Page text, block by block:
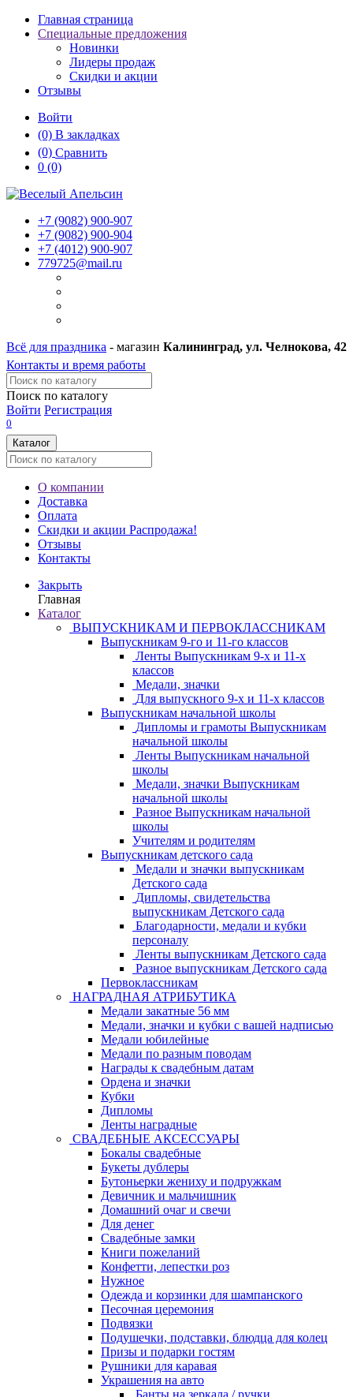
Главная страница
Специальные предложения
Новинки
Лидеры продаж
Скидки и акции
Отзывы
Войти
(0) В закладках
(0) Сравнить
0 (0)
+7 (9082) 900-907
+7 (9082) 900-904
+7 (4012) 900-907
779725@mail.ru
Всё для праздника - магазин Калининград, ул. Челнокова, 42
Контакты и время работы
Поиск по каталогу
Войти Регистрация
0
Каталог
О компании
Доставка
Оплата
Скидки и акции Распродажа!
Отзывы
Контакты
Закрыть
Главная
Каталог
ВЫПУСКНИКАМ И ПЕРВОКЛАССНИКАМ
Выпускникам 9-го и 11-го классов
Ленты Выпускникам 9-х и 11-х
классов
Медали, значки
Для выпускного 9-х и 11-х классов
Выпускникам начальной школы
Дипломы и грамоты Выпускникам
начальной школы
Ленты Выпускникам начальной
школы
Медали, значки Выпускникам
начальной школы
Разное Выпускникам начальной
школы
Учителям и родителям
Выпускникам детского сада
Медали и значки выпускникам
Детского сада
Дипломы, свидетельства
выпускникам Детского сада
Благодарности, медали и кубки
персоналу
Ленты выпускникам Детского сада
Разное выпускникам Детского сада
Первоклассникам
НАГРАДНАЯ АТРИБУТИКА
Медали закатные 56 мм
Медали, значки и кубки с вашей надписью
Медали юбилейные
Медали по разным поводам
Награды к свадебным датам
Ордена и значки
Кубки
Дипломы
Ленты наградные
СВАДЕБНЫЕ АКСЕССУАРЫ
Бокалы свадебные
Букеты дублеры
Бутоньерки жениху и подружкам
Девичник и мальчишник
Домашний очаг и свечи
Для денег
Свадебные замки
Книги пожеланий
Конфетти, лепестки роз
Нужное
Одежда и корзинки для шампанского
Песочная церемония
Подвязки
Подушечки, подставки, блюдца для колец
Призы и подарки гостям
Рушники для каравая
Украшения на авто
Банты на зеркала / ручки